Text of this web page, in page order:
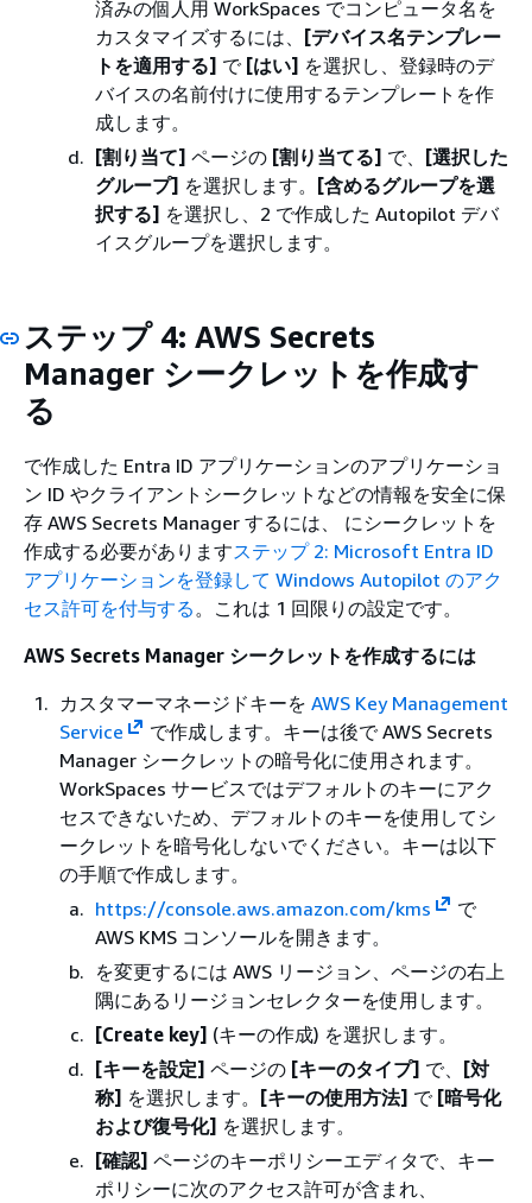
済みの個人用 WorkSpaces でコンピュータ名を
カスタマイズするには、 [デバイス名テンプレー
トを適用する] で [はい] を選択し、登録時のデ
バイスの名前付けに使用するテンプレートを作
成します。
[割り当て] ページの [割り当てる] で、 [選択した
グループ] を選択します。 [含めるグループを選
択する] を選択し、2 で作成した Autopilot デバ
イスグループを選択します。
ステップ 4: AWS Secrets
Manager シークレットを作成す
る
で作成した Entra ID アプリケーションのアプリケーショ
ン ID やクライアントシークレットなどの情報を安全に保
存 AWS Secrets Manager するには、 にシークレットを
作成する必要がありますステップ 2: Microsoft Entra ID
アプリケーションを登録して Windows Autopilot のアク
セス許可を付与する。これは 1 回限りの設定です。
AWS Secrets Manager シークレットを作成するには
カスタマーマネージドキーを AWS Key Management
Service
で作成します。キーは後で AWS Secrets
Manager シークレットの暗号化に使用されます。
WorkSpaces サービスではデフォルトのキーにアク
セスできないため、デフォルトのキーを使用してシ
ークレットを暗号化しないでください。キーは以下
の手順で作成します。
https://console.aws.amazon.com/kms
で
AWS KMS コンソールを開きます。
を変更するには AWS リージョン、ページの右上
隅にあるリージョンセレクターを使用します。
[Create key] (キーの作成) を選択します。
[キーを設定] ページの [キーのタイプ] で、
[対
称] を選択します。 [キーの使用方法] で [暗号化
および復号化] を選択します。
[確認] ページのキーポリシーエディタで、キー
ポリシーに次のアクセス許可が含まれ、